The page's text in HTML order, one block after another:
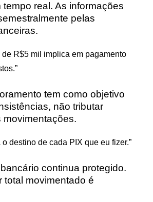
real. As informações
pelas
de R$5 mil implica em pagamento
tem como objetivo
não tributar
movimentações.
o destino de cada PIX que eu fizer.”
continua protegido.
total movimentado é